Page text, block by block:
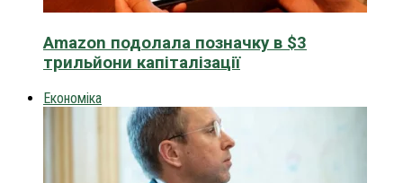
Amazon подолала позначку в $3
трильйони капіталізації
Економіка